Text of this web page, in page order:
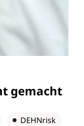
gemacht
DEHNrisk